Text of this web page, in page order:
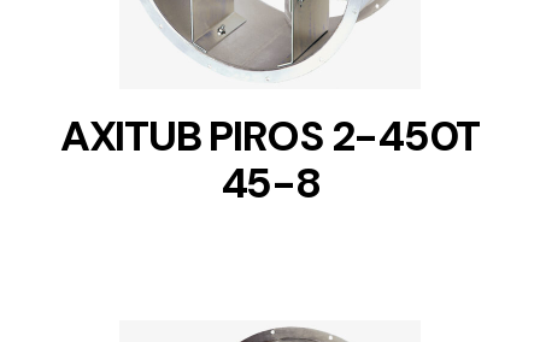
AXITUB PIROS 2-450T
45-8